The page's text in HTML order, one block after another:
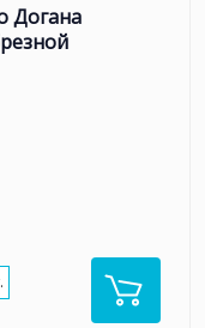
Догана